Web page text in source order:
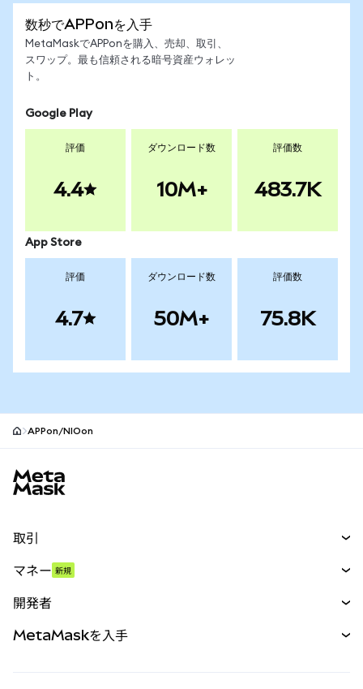
数秒でAPPonを入手
MetaMaskでAPPonを購入、売却、取引、
スワップ。最も信頼される暗号資産ウォレッ
ト。
Google Play
評価
4.4
ダウンロード数
10M+
評価数
483.7K
App Store
評価
4.7
ダウンロード数
50M+
評価数
75.8K
APPon/NIOon
取引
パーペチュアル
RWA
マネー 新規
開発者
MetaMaskを入手